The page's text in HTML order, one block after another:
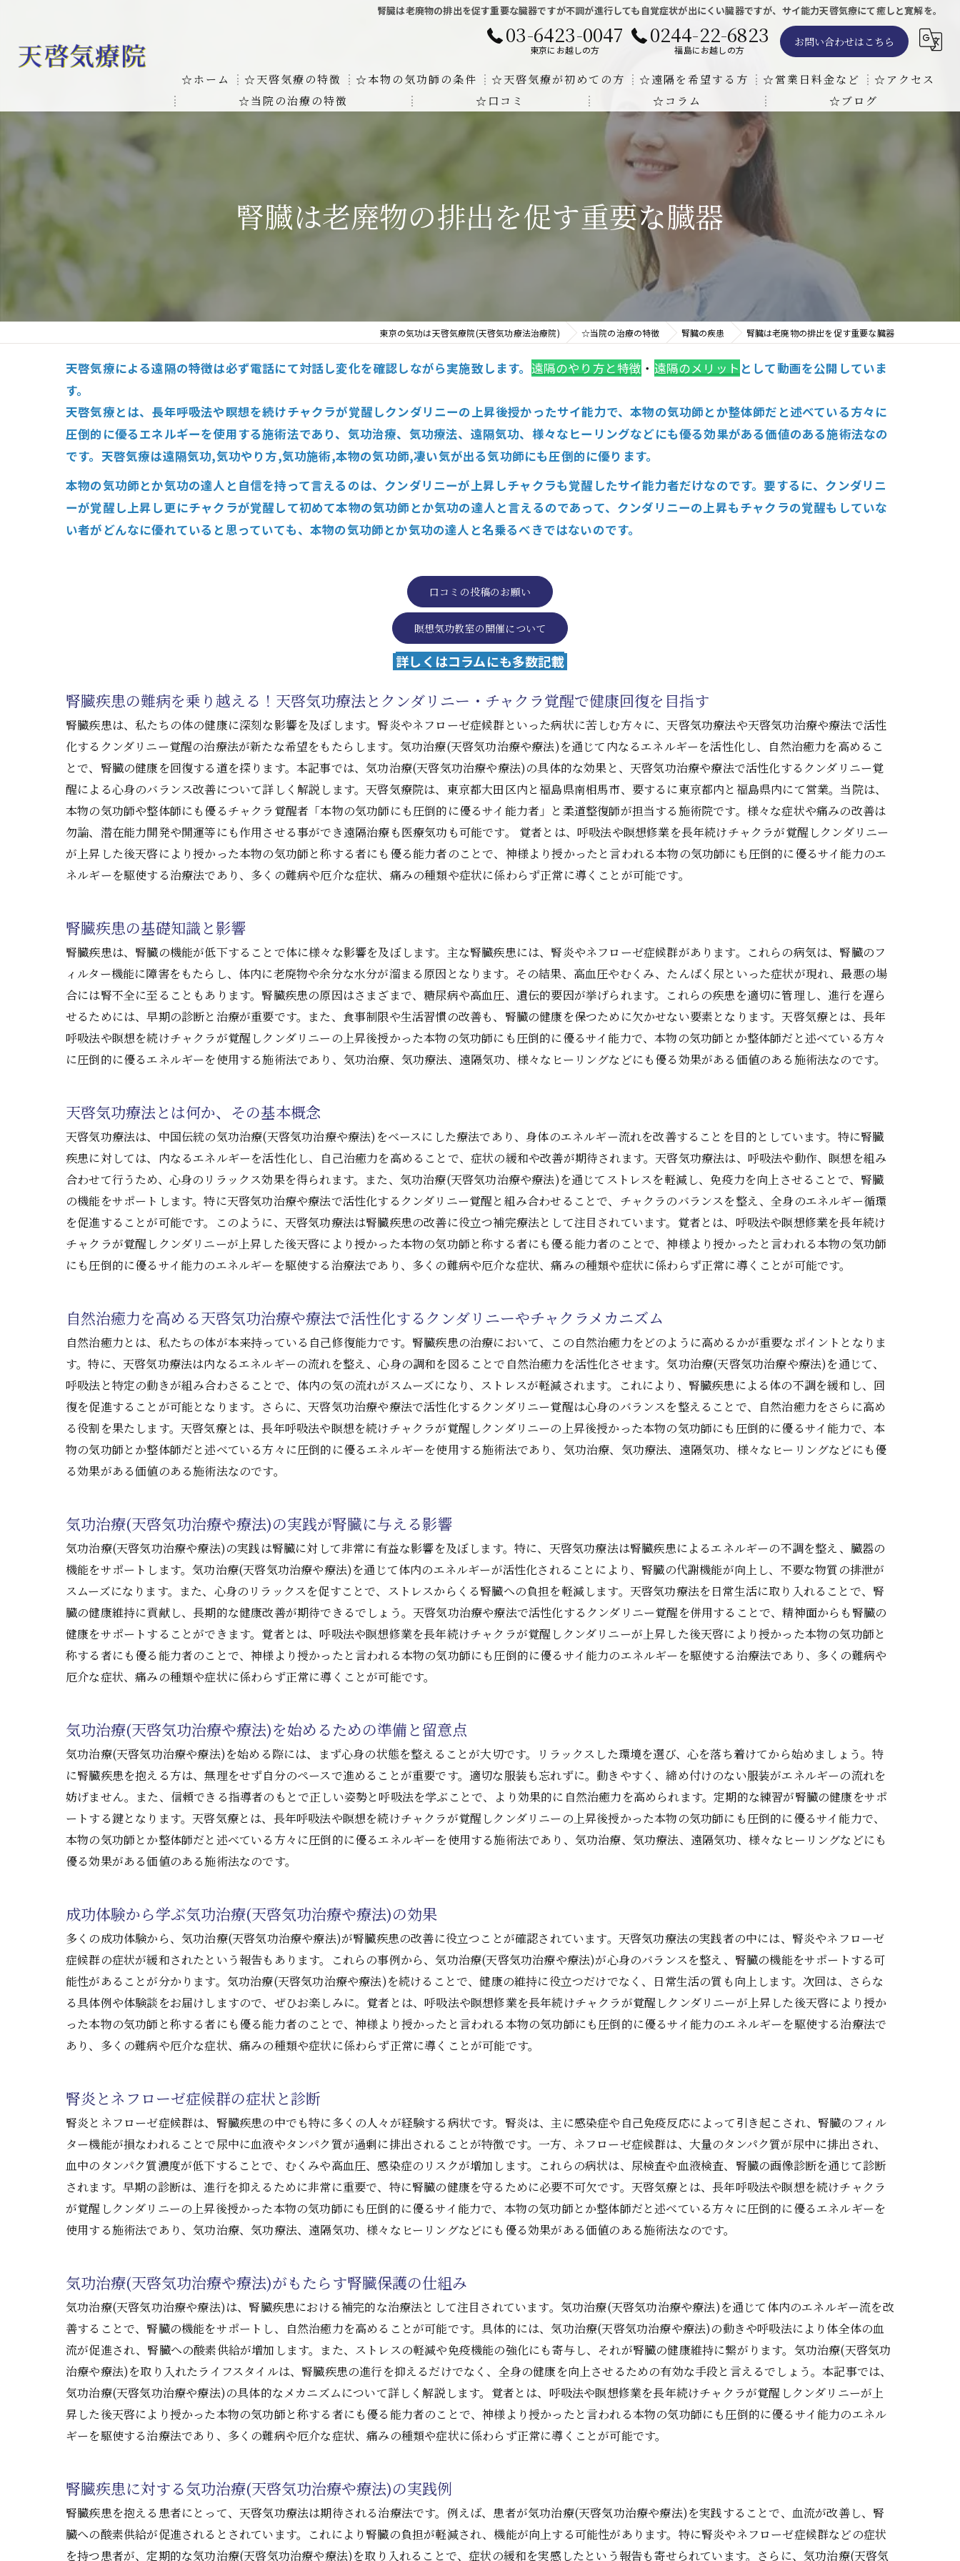
腎臓は老廃物の排出を促す重要な臓器ですが不調が進行しても自覚症状が出にくい臓器ですが、サイ能力天啓気療にて癒しと寛解を。
03-6423-0047
東京にお越しの方
0244-22-6823
福島にお越しの方
お問い合わせはこちら
☆ホーム ☆天啓気療の特徴
気功治療や療法と天啓気療の違い
☆本物の気功師の条件 ☆天啓気療が初めての方 ☆遠隔を希望する方
遠隔気功ヒーリングで難病の克服の方法と効果
☆営業日料金など
東京での瞑想気功教室の開催について
☆アクセス
☆当院の治療の特徴
難病の疾患
心臓の疾患
心臓疾患の改善を目指す新たなアプローチ
腎臓の疾患
腎臓は老廃物の排出を促す重要な臓器
☆口コミ ☆コラム ☆ブログ
腎臓は老廃物の排出を促す重要な臓器
東京の気功は天啓気療院(天啓気功療法治療院) ☆当院の治療の特徴 腎臓の疾患 腎臓は老廃物の排出を促す重要な臓器
天啓気療による遠隔の特徴は必ず電話にて対話し変化を確認しながら実施致します。 遠隔のやり方と特徴 ・ 遠隔のメリット として動画を公開していま
す。
天啓気療とは、長年呼吸法や瞑想を続けチャクラが覚醒しクンダリニーの上昇後授かったサイ能力で、本物の気功師とか整体師だと述べている方々に
圧倒的に優るエネルギーを使用する施術法であり、気功治療、気功療法、遠隔気功、様々なヒーリングなどにも優る効果がある価値のある施術法なの
です。天啓気療は遠隔気功,気功やり方,気功施術,本物の気功師,凄い気が出る気功師にも圧倒的に優ります。
本物の気功師とか気功の達人と自信を持って言えるのは、クンダリニーが上昇しチャクラも覚醒したサイ能力者だけなのです。要するに、クンダリニ
ーが覚醒し上昇し更にチャクラが覚醒して初めて本物の気功師とか気功の達人と言えるのであって、クンダリニーの上昇もチャクラの覚醒もしていな
い者がどんなに優れていると思っていても、本物の気功師とか気功の達人と名乗るべきではないのです。
口コミの投稿のお願い
瞑想気功教室の開催について
詳しくはコラムにも多数記載
腎臓疾患の難病を乗り越える！天啓気功療法とクンダリニー・チャクラ覚醒で健康回復を目指す
腎臓疾患は、私たちの体の健康に深刻な影響を及ぼします。腎炎やネフローゼ症候群といった病状に苦しむ方々に、天啓気功療法や天啓気功治療や療法で活性
化するクンダリニー覚醒の治療法が新たな希望をもたらします。気功治療(天啓気功治療や療法)を通じて内なるエネルギーを活性化し、自然治癒力を高めるこ
とで、腎臓の健康を回復する道を探ります。本記事では、気功治療(天啓気功治療や療法)の具体的な効果と、天啓気功治療や療法で活性化するクンダリニー覚
醒による心身のバランス改善について詳しく解説します。天啓気療院は、東京都大田区内と福島県南相馬市、要するに東京都内と福島県内にて営業。当院は、
本物の気功師や整体師にも優るチャクラ覚醒者「本物の気功師にも圧倒的に優るサイ能力者」と柔道整復師が担当する施術院です。様々な症状や痛みの改善は
勿論、潜在能力開発や開運等にも作用させる事ができ遠隔治療も医療気功も可能です。 覚者とは、呼吸法や瞑想修業を長年続けチャクラが覚醒しクンダリニー
が上昇した後天啓により授かった本物の気功師と称する者にも優る能力者のことで、神様より授かったと言われる本物の気功師にも圧倒的に優るサイ能力のエ
ネルギーを駆使する治療法であり、多くの難病や厄介な症状、痛みの種類や症状に係わらず正常に導くことが可能です。
腎臓疾患の基礎知識と影響
腎臓疾患は、腎臓の機能が低下することで体に様々な影響を及ぼします。主な腎臓疾患には、腎炎やネフローゼ症候群があります。これらの病気は、腎臓のフ
ィルター機能に障害をもたらし、体内に老廃物や余分な水分が溜まる原因となります。その結果、高血圧やむくみ、たんぱく尿といった症状が現れ、最悪の場
合には腎不全に至ることもあります。腎臓疾患の原因はさまざまで、糖尿病や高血圧、遺伝的要因が挙げられます。これらの疾患を適切に管理し、進行を遅ら
せるためには、早期の診断と治療が重要です。また、食事制限や生活習慣の改善も、腎臓の健康を保つために欠かせない要素となります。天啓気療とは、長年
呼吸法や瞑想を続けチャクラが覚醒しクンダリニーの上昇後授かった本物の気功師にも圧倒的に優るサイ能力で、本物の気功師とか整体師だと述べている方々
に圧倒的に優るエネルギーを使用する施術法であり、気功治療、気功療法、遠隔気功、様々なヒーリングなどにも優る効果がある価値のある施術法なのです。
天啓気功療法とは何か、その基本概念
天啓気功療法は、中国伝統の気功治療(天啓気功治療や療法)をベースにした療法であり、身体のエネルギー流れを改善することを目的としています。特に腎臓
疾患に対しては、内なるエネルギーを活性化し、自己治癒力を高めることで、症状の緩和や改善が期待されます。天啓気功療法は、呼吸法や動作、瞑想を組み
合わせて行うため、心身のリラックス効果を得られます。また、気功治療(天啓気功治療や療法)を通じてストレスを軽減し、免疫力を向上させることで、腎臓
の機能をサポートします。特に天啓気功治療や療法で活性化するクンダリニー覚醒と組み合わせることで、チャクラのバランスを整え、全身のエネルギー循環
を促進することが可能です。このように、天啓気功療法は腎臓疾患の改善に役立つ補完療法として注目されています。覚者とは、呼吸法や瞑想修業を長年続け
チャクラが覚醒しクンダリニーが上昇した後天啓により授かった本物の気功師と称する者にも優る能力者のことで、神様より授かったと言われる本物の気功師
にも圧倒的に優るサイ能力のエネルギーを駆使する治療法であり、多くの難病や厄介な症状、痛みの種類や症状に係わらず正常に導くことが可能です。
自然治癒力を高める天啓気功治療や療法で活性化するクンダリニーやチャクラメカニズム
自然治癒力とは、私たちの体が本来持っている自己修復能力です。腎臓疾患の治療において、この自然治癒力をどのように高めるかが重要なポイントとなりま
す。特に、天啓気功療法は内なるエネルギーの流れを整え、心身の調和を図ることで自然治癒力を活性化させます。気功治療(天啓気功治療や療法)を通じて、
呼吸法と特定の動きが組み合わさることで、体内の気の流れがスムーズになり、ストレスが軽減されます。これにより、腎臓疾患による体の不調を緩和し、回
復を促進することが可能となります。さらに、天啓気功治療や療法で活性化するクンダリニー覚醒は心身のバランスを整えることで、自然治癒力をさらに高め
る役割を果たします。天啓気療とは、長年呼吸法や瞑想を続けチャクラが覚醒しクンダリニーの上昇後授かった本物の気功師にも圧倒的に優るサイ能力で、本
物の気功師とか整体師だと述べている方々に圧倒的に優るエネルギーを使用する施術法であり、気功治療、気功療法、遠隔気功、様々なヒーリングなどにも優
る効果がある価値のある施術法なのです。
気功治療(天啓気功治療や療法)の実践が腎臓に与える影響
気功治療(天啓気功治療や療法)の実践は腎臓に対して非常に有益な影響を及ぼします。特に、天啓気功療法は腎臓疾患によるエネルギーの不調を整え、臓器の
機能をサポートします。気功治療(天啓気功治療や療法)を通じて体内のエネルギーが活性化されることにより、腎臓の代謝機能が向上し、不要な物質の排泄が
スムーズになります。また、心身のリラックスを促すことで、ストレスからくる腎臓への負担を軽減します。天啓気功療法を日常生活に取り入れることで、腎
臓の健康維持に貢献し、長期的な健康改善が期待できるでしょう。天啓気功治療や療法で活性化するクンダリニー覚醒を併用することで、精神面からも腎臓の
健康をサポートすることができます。覚者とは、呼吸法や瞑想修業を長年続けチャクラが覚醒しクンダリニーが上昇した後天啓により授かった本物の気功師と
称する者にも優る能力者のことで、神様より授かったと言われる本物の気功師にも圧倒的に優るサイ能力のエネルギーを駆使する治療法であり、多くの難病や
厄介な症状、痛みの種類や症状に係わらず正常に導くことが可能です。
気功治療(天啓気功治療や療法)を始めるための準備と留意点
気功治療(天啓気功治療や療法)を始める際には、まず心身の状態を整えることが大切です。リラックスした環境を選び、心を落ち着けてから始めましょう。特
に腎臓疾患を抱える方は、無理をせず自分のペースで進めることが重要です。適切な服装も忘れずに。動きやすく、締め付けのない服装がエネルギーの流れを
妨げません。また、信頼できる指導者のもとで正しい姿勢と呼吸法を学ぶことで、より効果的に自然治癒力を高められます。定期的な練習が腎臓の健康をサポ
ートする鍵となります。天啓気療とは、長年呼吸法や瞑想を続けチャクラが覚醒しクンダリニーの上昇後授かった本物の気功師にも圧倒的に優るサイ能力で、
本物の気功師とか整体師だと述べている方々に圧倒的に優るエネルギーを使用する施術法であり、気功治療、気功療法、遠隔気功、様々なヒーリングなどにも
優る効果がある価値のある施術法なのです。
成功体験から学ぶ気功治療(天啓気功治療や療法)の効果
多くの成功体験から、気功治療(天啓気功治療や療法)が腎臓疾患の改善に役立つことが確認されています。天啓気功療法の実践者の中には、腎炎やネフローゼ
症候群の症状が緩和されたという報告もあります。これらの事例から、気功治療(天啓気功治療や療法)が心身のバランスを整え、腎臓の機能をサポートする可
能性があることが分かります。気功治療(天啓気功治療や療法)を続けることで、健康の維持に役立つだけでなく、日常生活の質も向上します。次回は、さらな
る具体例や体験談をお届けしますので、ぜひお楽しみに。覚者とは、呼吸法や瞑想修業を長年続けチャクラが覚醒しクンダリニーが上昇した後天啓により授か
った本物の気功師と称する者にも優る能力者のことで、神様より授かったと言われる本物の気功師にも圧倒的に優るサイ能力のエネルギーを駆使する治療法で
あり、多くの難病や厄介な症状、痛みの種類や症状に係わらず正常に導くことが可能です。
腎炎とネフローゼ症候群の症状と診断
腎炎とネフローゼ症候群は、腎臓疾患の中でも特に多くの人々が経験する病状です。腎炎は、主に感染症や自己免疫反応によって引き起こされ、腎臓のフィル
ター機能が損なわれることで尿中に血液やタンパク質が過剰に排出されることが特徴です。一方、ネフローゼ症候群は、大量のタンパク質が尿中に排出され、
血中のタンパク質濃度が低下することで、むくみや高血圧、感染症のリスクが増加します。これらの病状は、尿検査や血液検査、腎臓の画像診断を通じて診断
されます。早期の診断は、進行を抑えるために非常に重要で、特に腎臓の健康を守るために必要不可欠です。天啓気療とは、長年呼吸法や瞑想を続けチャクラ
が覚醒しクンダリニーの上昇後授かった本物の気功師にも圧倒的に優るサイ能力で、本物の気功師とか整体師だと述べている方々に圧倒的に優るエネルギーを
使用する施術法であり、気功治療、気功療法、遠隔気功、様々なヒーリングなどにも優る効果がある価値のある施術法なのです。
気功治療(天啓気功治療や療法)がもたらす腎臓保護の仕組み
気功治療(天啓気功治療や療法)は、腎臓疾患における補完的な治療法として注目されています。気功治療(天啓気功治療や療法)を通じて体内のエネルギー流を改
善することで、腎臓の機能をサポートし、自然治癒力を高めることが可能です。具体的には、気功治療(天啓気功治療や療法)の動きや呼吸法により体全体の血
流が促進され、腎臓への酸素供給が増加します。また、ストレスの軽減や免疫機能の強化にも寄与し、それが腎臓の健康維持に繋がります。気功治療(天啓気功
治療や療法)を取り入れたライフスタイルは、腎臓疾患の進行を抑えるだけでなく、全身の健康を向上させるための有効な手段と言えるでしょう。本記事では、
気功治療(天啓気功治療や療法)の具体的なメカニズムについて詳しく解説します。覚者とは、呼吸法や瞑想修業を長年続けチャクラが覚醒しクンダリニーが上
昇した後天啓により授かった本物の気功師と称する者にも優る能力者のことで、神様より授かったと言われる本物の気功師にも圧倒的に優るサイ能力のエネル
ギーを駆使する治療法であり、多くの難病や厄介な症状、痛みの種類や症状に係わらず正常に導くことが可能です。
腎臓疾患に対する気功治療(天啓気功治療や療法)の実践例
腎臓疾患を抱える患者にとって、天啓気功療法は期待される治療法です。例えば、患者が気功治療(天啓気功治療や療法)を実践することで、血流が改善し、腎
臓への酸素供給が促進されるとされています。これにより腎臓の負担が軽減され、機能が向上する可能性があります。特に腎炎やネフローゼ症候群などの症状
を持つ患者が、定期的な気功治療(天啓気功治療や療法)を取り入れることで、症状の緩和を実感したという報告も寄せられています。さらに、気功治療(天啓気